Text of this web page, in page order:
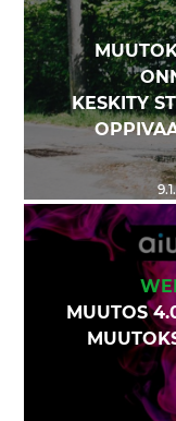
KESKITY
MUUTOS